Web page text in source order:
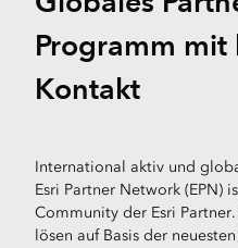
Programm mit
Kontakt
International aktiv und
Esri Partner Network (EPN)
Community der Esri
lösen auf Basis der